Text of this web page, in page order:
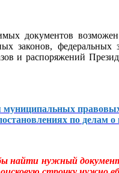
документов
законов,
и распоряжений
муниципальных
по
найти нужный